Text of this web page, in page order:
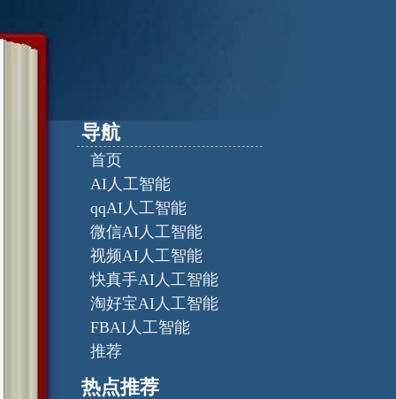
导航
首页
AI人工智能
qqAI人工智能
微信AI人工智能
视频AI人工智能
快真手AI人工智能
淘好宝AI人工智能
FBAI人工智能
推荐
热点推荐